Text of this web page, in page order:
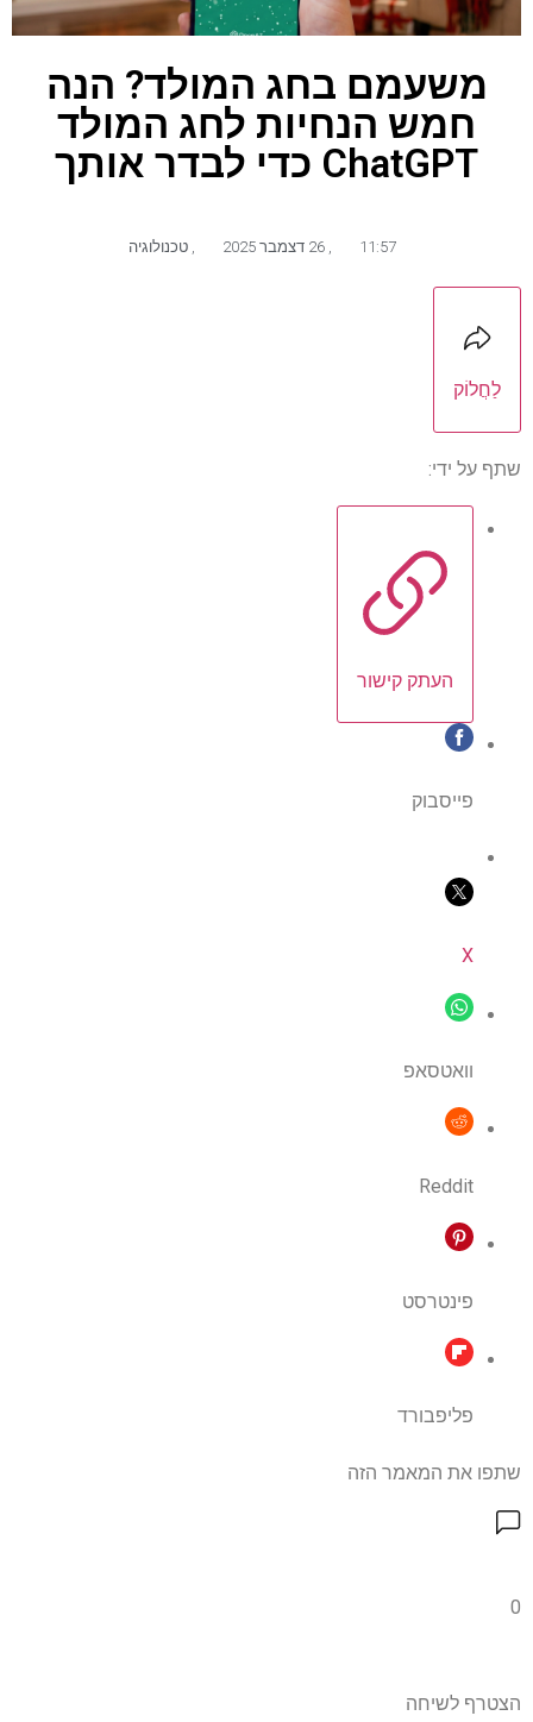
משעמם בחג המולד? הנה
חמש הנחיות לחג המולד
ChatGPT כדי לבדר אותך
11:57 26 דצמבר 2025 טכנולוגיה
לַחֲלוֹק
שתף על ידי:
העתק קישור
פייסבוק
X
וואטסאפ
Reddit
פינטרסט
פליפבורד
שתפו את המאמר הזה
0
הצטרף לשיחה